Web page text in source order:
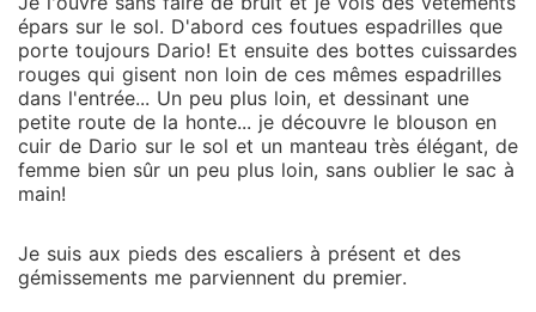
épars sur le sol. D'abord ces foutues espadrilles que
porte toujours Dario! Et ensuite des bottes cuissardes
rouges qui gisent non loin de ces mêmes espadrilles
dans l'entrée... Un peu plus loin, et dessinant une
petite route de la honte... je découvre le blouson en
cuir de Dario sur le sol et un manteau très élégant, de
femme bien sûr un peu plus loin, sans oublier le sac à
main!
Je suis aux pieds des escaliers à présent et des
gémissements me parviennent du premier.